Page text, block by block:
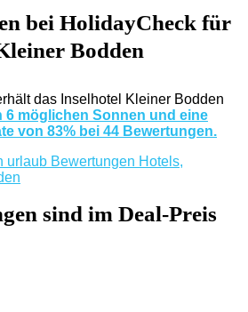
bei HolidayCheck für
Bodden
das Inselhotel Kleiner Bodden
6 möglichen Sonnen und eine
von 83% bei 44 Bewertungen.
sind im Deal-Preis